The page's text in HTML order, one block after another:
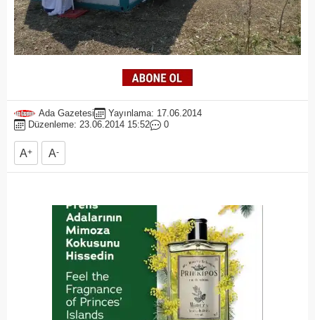
Ada Gazetesi
Yayınlama: 17.06.2014
Düzenleme: 23.06.2014 15:52
0
A+ A-